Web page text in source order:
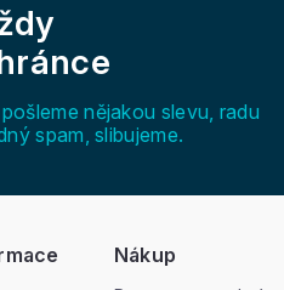
nějakou slevu, radu
spam, slibujeme.
Nákup